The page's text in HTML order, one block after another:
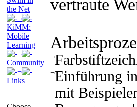
the Net
¬
KiMM:
Mobile
Learning
¬
Community
¬
Links
vertraute
¬
¬Einführung
mit